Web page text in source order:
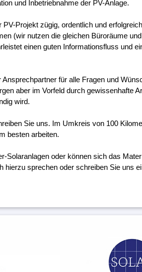
und Inbetriebnahme der PV-Anlage.
Projekt zügig, ordentlich und
(wir nutzen die gleichen Büroräume
einen guten Informationsfluss und
für alle Fragen und
aber im Vorfeld durch gewissenhafte
wird.
Sie uns. Im Umkreis von 100
besten arbeiten.
Solaranlagen oder können sich das
hierzu sprechen oder schreiben Sie uns